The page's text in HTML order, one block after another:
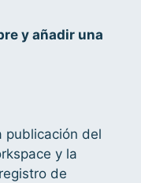
y añadir una
publicación del
y la
de